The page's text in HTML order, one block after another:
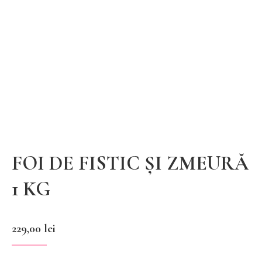
FOI DE FISTIC ȘI ZMEURĂ
1 KG
229,00 lei